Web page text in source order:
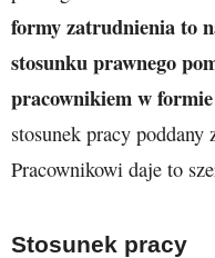
formy zatrudnienia to
stosunku prawnego
pracownikiem w
stosunek pracy poddany
Pracownikowi daje to
Stosunek pracy